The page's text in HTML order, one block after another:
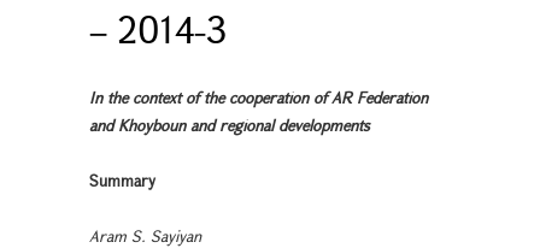
– 2014-3
In the context of the cooperation of AR Federation
and Khoyboun and regional developments
Summary
Aram S. Sayiyan